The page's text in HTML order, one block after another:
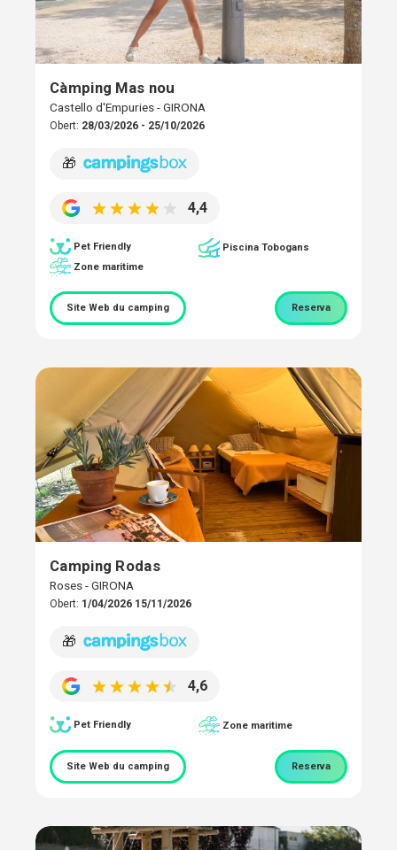
Càmping Mas nou
Castello d'Empuries - GIRONA
Obert: 28/03/2026 - 25/10/2026
🎁
4,4
Pet Friendly
Piscina Tobogans
Zone maritime
Site Web du camping Reserva
Camping Rodas
Roses - GIRONA
Obert: 1/04/2026 15/11/2026
🎁
4,6
Pet Friendly Zone maritime
Site Web du camping Reserva